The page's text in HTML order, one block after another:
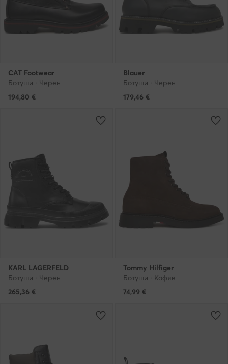
CAT Footwear
Ботуши · Черен
194,80 €
Blauer
Ботуши · Черен
179,46 €
KARL LAGERFELD
Ботуши · Черен
265,36 €
Tommy Hilfiger
Ботуши · Кафяв
74,99 €